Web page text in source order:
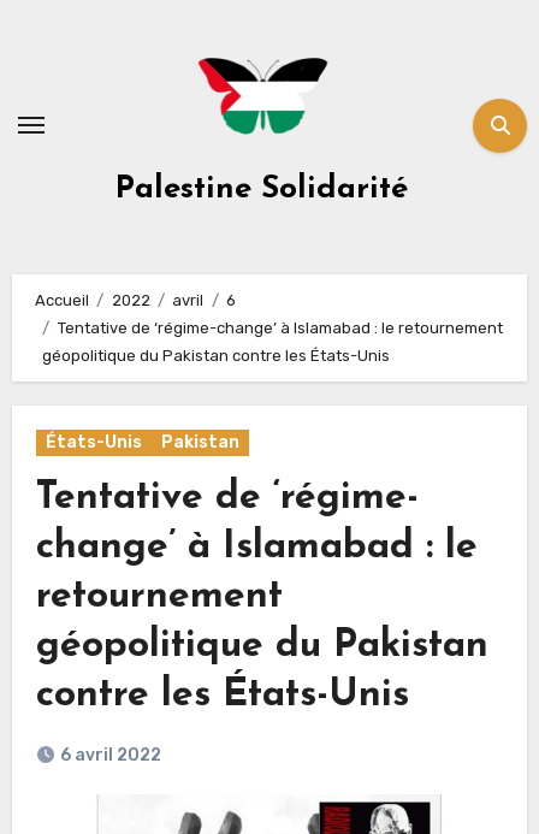
Palestine Solidarité
Accueil 2022 avril
6
Tentative de ‘régime-change’ à Islamabad : le retournement
géopolitique du Pakistan contre les États-Unis
États-Unis Pakistan
Tentative de ‘régime-
change’ à Islamabad : le
retournement
géopolitique du Pakistan
contre les États-Unis
6 avril 2022